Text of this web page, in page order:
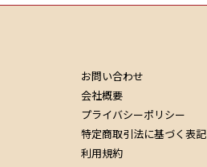
お問い合わせ
会社概要
プライバシーポリシー
特定商取引法に基づく表記
利用規約